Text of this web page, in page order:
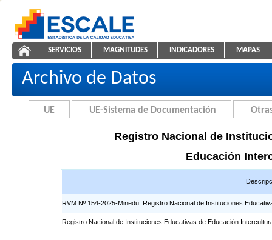
ESCALE - Unidad de Estadística Educativa
Registros EIB
NAVEGACIÓN
SERVICIOS MAGNITUDES INDICADORES MAPAS
Archivo de Datos
UE UE-Sistema de Documentación
Registro Nacional de
Educación
RVM Nº 154-2025-Minedu: Registro Nacional de Instituciones
Registro Nacional de Instituciones Educativas de Educación